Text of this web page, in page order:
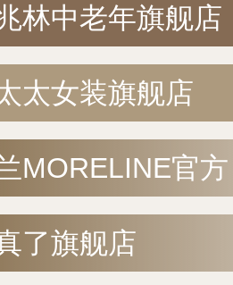
林中老年旗舰店
太女装旗舰店
MORELINE官方
店
了旗舰店